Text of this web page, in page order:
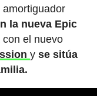
la nueva Epic
el nuevo
y se sitúa